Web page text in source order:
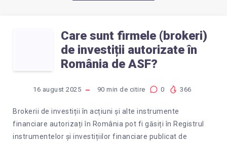
CARE
SUNT
FIRMELE
(BROKERI)
Care sunt firmele (brokeri)
de investiții autorizate în
România de ASF?
16 august 2025 90 min de citire 0 366
Brokerii de investiții în acțiuni și alte instrumente
financiare autorizați în România pot fi găsiți în Registrul
instrumentelor și investițiilor financiare publicat de